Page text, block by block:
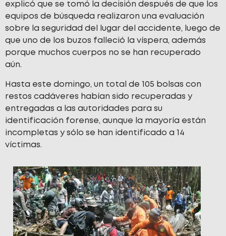
explicó que se tomó la decisión después de que los
equipos de búsqueda realizaron una evaluación
sobre la seguridad del lugar del accidente, luego de
que uno de los buzos falleció la víspera, además
porque muchos cuerpos no se han recuperado
aún.
Hasta este domingo, un total de 105 bolsas con
restos cadáveres habían sido recuperadas y
entregadas a las autoridades para su
identificación forense, aunque la mayoría están
incompletas y sólo se han identificado a 14
víctimas.